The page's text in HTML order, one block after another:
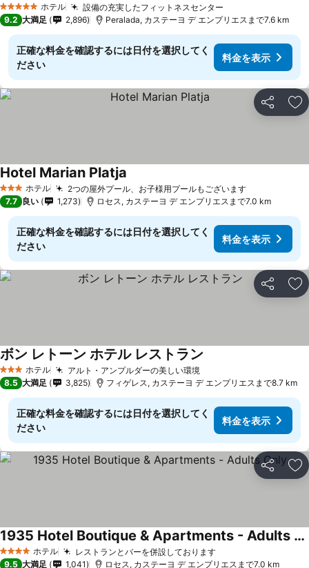
5 ホテルのランク
ホテル 設備の充実したフィットネスセンター
9.2 大満足 2,896 Peralada, カステーヨ デ エンプリエスまで7.6 km
正確な料金を確認するには日付を選択してく
ださい
料金を表示
シェア お
3 ホテルのランク
ホテル 2つの屋外プール、お子様用プールもございます
Hotel Marian Platja
7.7 良い 1,273 ロセス, カステーヨ デ エンプリエスまで7.0 km
正確な料金を確認するには日付を選択してく
ださい
料金を表示
シェア お
3 ホテルのランク
ホテル アルト・アンプルダーの美しい環境
ボン レトーン ホテル レストラン
8.5 大満足 3,825 フィゲレス, カステーヨ デ エンプリエスまで8.7 km
正確な料金を確認するには日付を選択してく
ださい
料金を表示
シェア お
4 ホテルのランク
ホテル レストランとバーを併設しております
1935 Hotel Boutique & Apartments - Adults Only
9.5 大満足 1,041 ロセス, カステーヨ デ エンプリエスまで7.0 km